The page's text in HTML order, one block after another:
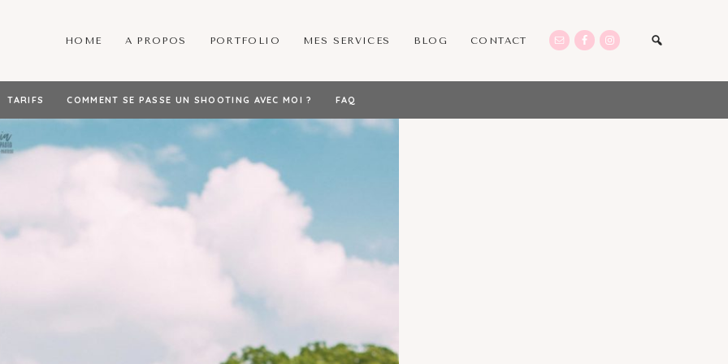
HOME A PROPOS PORTFOLIO MES SERVICES BLOG CONTACT
TARIFS COMMENT SE PASSE UN SHOOTING AVEC MOI ? FAQ